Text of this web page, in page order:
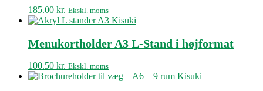
185.00 kr. Ekskl. moms
Menukortholder A3 L-Stand i højformat
100.50 kr. Ekskl. moms